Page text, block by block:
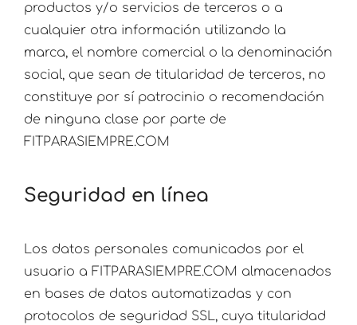
productos y/o servicios de terceros o a
cualquier otra información utilizando la
marca, el nombre comercial o la denominación
social, que sean de titularidad de terceros, no
constituye por sí patrocinio o recomendación
de ninguna clase por parte de
FITPARASIEMPRE.COM
Seguridad en línea
Los datos personales comunicados por el
usuario a FITPARASIEMPRE.COM almacenados
en bases de datos automatizadas y con
protocolos de seguridad SSL, cuya titularidad